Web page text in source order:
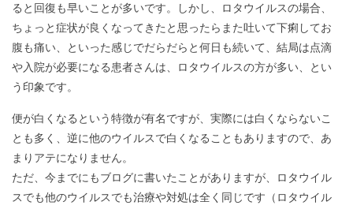
ると回復も早いことが多いです。しかし、ロタウイルスの場合、
ちょっと症状が良くなってきたと思ったらまた吐いて下痢してお
腹も痛い、といった感じでだらだらと何日も続いて、結局は点滴
や入院が必要になる患者さんは、ロタウイルスの方が多い、とい
う印象です。
便が白くなるという特徴が有名ですが、実際には白くならないこ
とも多く、逆に他のウイルスで白くなることもありますので、あ
まりアテになりません。
ただ、今までにもブログに書いたことがありますが、ロタウイル
スでも他のウイルスでも治療や対処は全く同じです（ロタウイル